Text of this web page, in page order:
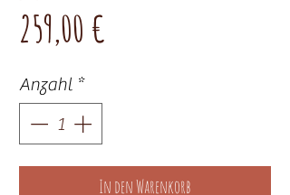
259,00 €
Anzahl *
In den Warenkorb